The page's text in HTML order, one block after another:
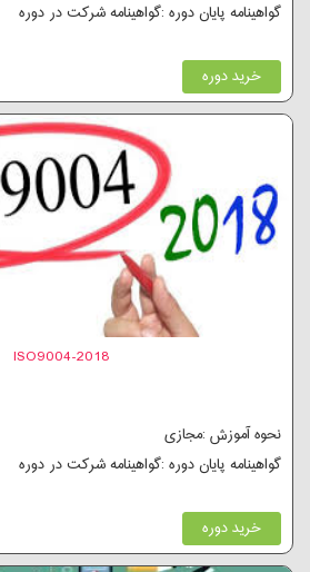
گواهینامه پایان دوره :گواهینامه شرکت در دوره
خرید دوره
ISO9004-2018
نحوه آموزش :مجازی
گواهینامه پایان دوره :گواهینامه شرکت در دوره
خرید دوره